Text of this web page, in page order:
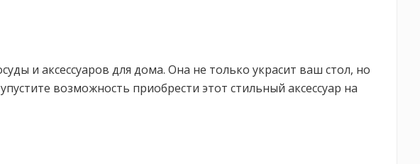
и аксессуаров для дома. Она не только украсит ваш стол, но
возможность приобрести этот стильный аксессуар на